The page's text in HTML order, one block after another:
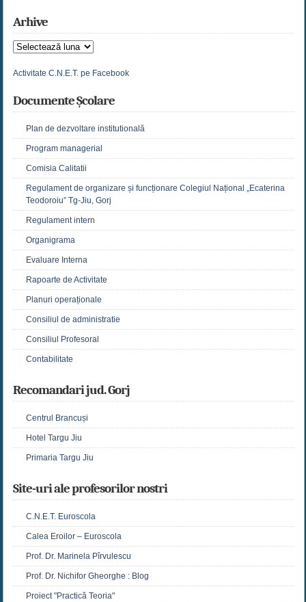
Arhive
Arhive
Activitate C.N.E.T. pe Facebook
Documente Școlare
Plan de dezvoltare institutională
Program managerial
Comisia Calitatii
Regulament de organizare și funcționare Colegiul Național „Ecaterina
Teodoroiu” Tg-Jiu, Gorj
Regulament intern
Organigrama
Evaluare Interna
Rapoarte de Activitate
Planuri operaționale
Consiliul de administratie
Consiliul Profesoral
Contabilitate
Recomandari jud. Gorj
Centrul Brancuși
Hotel Targu Jiu
Primaria Targu Jiu
Site-uri ale profesorilor nostri
C.N.E.T. Euroscola
Calea Eroilor – Euroscola
Prof. Dr. Marinela Pîrvulescu
Prof. Dr. Nichifor Gheorghe : Blog
Proiect "Practică Teoria"